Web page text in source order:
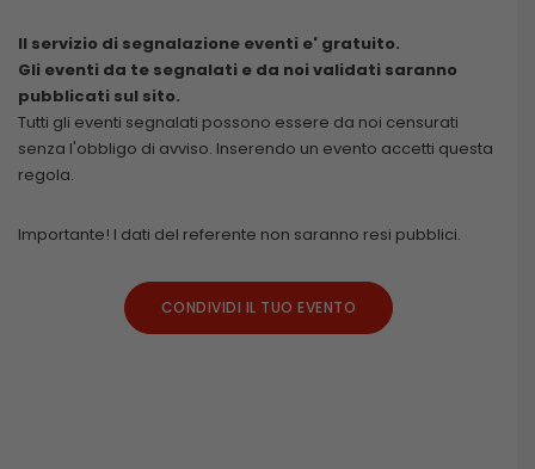
Il servizio di segnalazione eventi e' gratuito.
Gli eventi da te segnalati e da noi validati saranno
pubblicati sul sito.
Tutti gli eventi segnalati possono essere da noi censurati
senza l'obbligo di avviso. Inserendo un evento accetti questa
regola.
Importante! I dati del referente non saranno resi pubblici.
CONDIVIDI IL TUO EVENTO